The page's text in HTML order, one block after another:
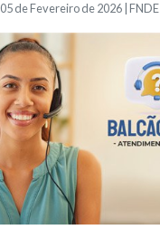
05 de Fevereiro de 2026 | FNDE